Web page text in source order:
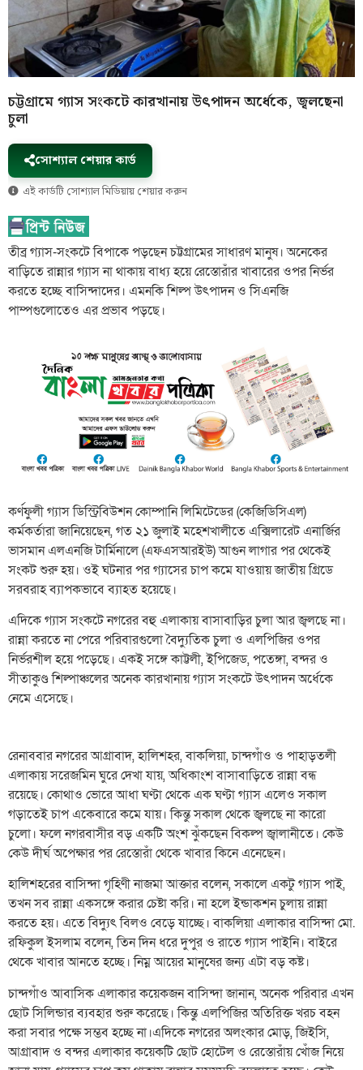
চট্টগ্রামে গ্যাস সংকটে কারখানায় উৎপাদন অর্ধেকে, জ্বলছেনা
চুলা
সোশ্যাল শেয়ার কার্ড
এই কার্ডটি সোশ্যাল মিডিয়ায় শেয়ার করুন
তীব্র গ্যাস-সংকটে বিপাকে পড়ছেন চট্টগ্রামের সাধারণ মানুষ। অনেকের
বাড়িতে রান্নার গ্যাস না থাকায় বাধ্য হয়ে রেস্তোরাঁর খাবারের ওপর নির্ভর
করতে হচ্ছে বাসিন্দাদের। এমনকি শিল্প উৎপাদন ও সিএনজি
পাম্পগুলোতেও এর প্রভাব পড়ছে।
কর্ণফুলী গ্যাস ডিস্ট্রিবিউশন কোম্পানি লিমিটেডের (কেজিডিসিএল)
কর্মকর্তারা জানিয়েছেন, গত ২১ জুলাই মহেশখালীতে এক্সিলারেট এনার্জির
ভাসমান এলএনজি টার্মিনালে (এফএসআরইউ) আগুন লাগার পর থেকেই
সংকট শুরু হয়। ওই ঘটনার পর গ্যাসের চাপ কমে যাওয়ায় জাতীয় গ্রিডে
সরবরাহ ব্যাপকভাবে ব্যাহত হয়েছে।
এদিকে গ্যাস সংকটে নগরের বহু এলাকায় বাসাবাড়ির চুলা আর জ্বলছে না।
রান্না করতে না পেরে পরিবারগুলো বৈদ্যুতিক চুলা ও এলপিজির ওপর
নির্ভরশীল হয়ে পড়েছে। একই সঙ্গে কাট্টলী, ইপিজেড, পতেঙ্গা, বন্দর ও
সীতাকুণ্ড শিল্পাঞ্চলের অনেক কারখানায় গ্যাস সংকটে উৎপাদন অর্ধেকে
নেমে এসেছে।
রেনাববার নগরের আগ্রাবাদ, হালিশহর, বাকলিয়া, চান্দগাঁও ও পাহাড়তলী
এলাকায় সরেজমিন ঘুরে দেখা যায়, অধিকাংশ বাসাবাড়িতে রান্না বন্ধ
রয়েছে। কোথাও ভোরে আধা ঘণ্টা থেকে এক ঘণ্টা গ্যাস এলেও সকাল
গড়াতেই চাপ একেবারে কমে যায়। কিন্তু সকাল থেকে জ্বলছে না কারো
চুলো। ফলে নগরবাসীর বড় একটি অংশ ঝুঁকছেন বিকল্প জ্বালানীতে। কেউ
কেউ দীর্ঘ অপেক্ষার পর রেস্তোরাঁ থেকে খাবার কিনে এনেছেন।
হালিশহরের বাসিন্দা গৃহিণী নাজমা আক্তার বলেন, সকালে একটু গ্যাস পাই,
তখন সব রান্না একসঙ্গে করার চেষ্টা করি। না হলে ইন্ডাকশন চুলায় রান্না
করতে হয়। এতে বিদ্যুৎ বিলও বেড়ে যাচ্ছে। বাকলিয়া এলাকার বাসিন্দা মো.
রফিকুল ইসলাম বলেন, তিন দিন ধরে দুপুর ও রাতে গ্যাস পাইনি। বাইরে
থেকে খাবার আনতে হচ্ছে। নিম্ন আয়ের মানুষের জন্য এটা বড় কষ্ট।
চান্দগাঁও আবাসিক এলাকার কয়েকজন বাসিন্দা জানান, অনেক পরিবার এখন
ছোট সিলিন্ডার ব্যবহার শুরু করেছে। কিন্তু এলপিজির অতিরিক্ত খরচ বহন
করা সবার পক্ষে সম্ভব হচ্ছে না।এদিকে নগরের অলংকার মোড়, জিইসি,
আগ্রাবাদ ও বন্দর এলাকার কয়েকটি ছোট হোটেল ও রেস্তোরাঁয় খোঁজ নিয়ে